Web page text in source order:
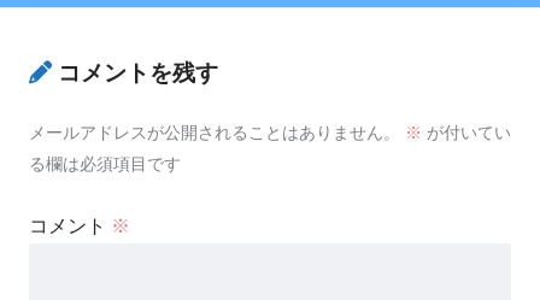
コメントを残す
メールアドレスが公開されることはありません。 ※ が付いてい
る欄は必須項目です
コメント ※